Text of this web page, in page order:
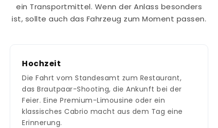
ein Transportmittel. Wenn der Anlass besonders
ist, sollte auch das Fahrzeug zum Moment passen.
Hochzeit
Die Fahrt vom Standesamt zum Restaurant,
das Brautpaar-Shooting, die Ankunft bei der
Feier. Eine Premium-Limousine oder ein
klassisches Cabrio macht aus dem Tag eine
Erinnerung.